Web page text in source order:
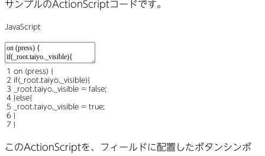
サンプルのActionScriptコードです。
JavaScript
1
2
3
4
5
6
7
on (press) {
if( _root taiyo _visible){
_root taiyo _visible = false;
}else{
_root taiyo _visible = true;
}
}
このActionScriptを、フィールドに配置したボタンシンボ